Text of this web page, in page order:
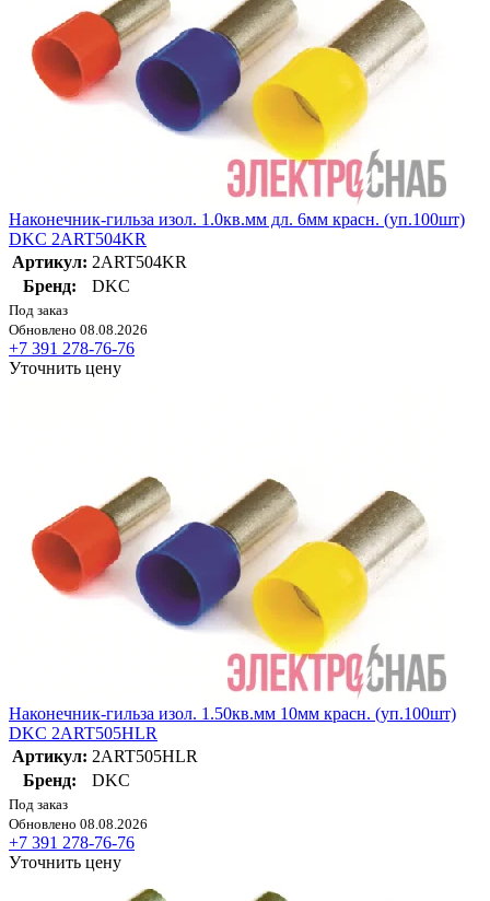
Наконечник-гильза изол. 1.0кв.мм дл. 6мм красн. (уп.100шт)
DKC 2ART504KR
Артикул: 2ART504KR
Бренд:
DKC
Под заказ
Обновлено 08.08.2026
+7 391 278-76-76
Уточнить цену
Наконечник-гильза изол. 1.50кв.мм 10мм красн. (уп.100шт)
DKC 2ART505HLR
Артикул: 2ART505HLR
Бренд:
DKC
Под заказ
Обновлено 08.08.2026
+7 391 278-76-76
Уточнить цену